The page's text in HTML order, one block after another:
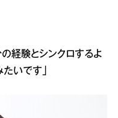
の経験とシンクロするよ
いです」